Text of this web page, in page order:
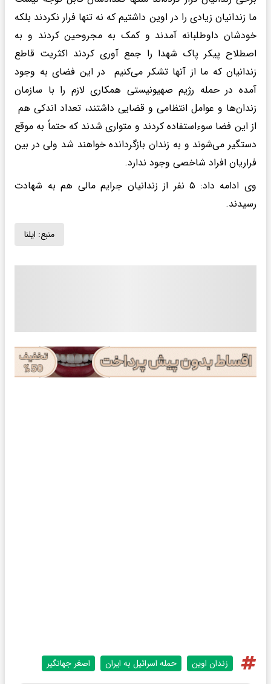
ما زندانیان زیادی را در اوین داشتیم که نه تنها فرار نکردند بلکه
خودشان داوطلبانه آمدند و کمک به مجروحین کردند و به
اصطلاح پیکر پاک شهدا را جمع آوری کردند اکثریت قاطع
زندانیان که ما از آنها تشکر می‌کنیم در این فضای به وجود
آمده در حمله رژیم صهیونیستی همکاری لازم را با سازمان
زندان‌ها و عوامل انتظامی و قضایی داشتند، تعداد اندکی هم
از این فضا سوءاستفاده کردند و متواری شدند که حتماً به موقع
دستگیر می‌شوند و به زندان بازگردانده خواهند شد ولی در بین
فراریان افراد شاخصی وجود ندارد.
وی ادامه داد: ۵ نفر از زندانیان جرایم مالی هم به شهادت
رسیدند.
منبع: ایلنا
زندان اوين حمله اسرائیل به ایران اصغر جهانگیر